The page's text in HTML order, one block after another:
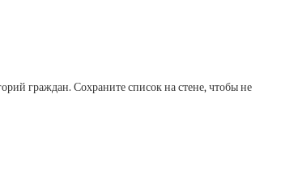
граждан. Сохраните список на стене, чтобы не